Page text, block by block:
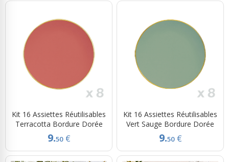
Kit 16 Assiettes Réutilisables
Terracotta Bordure Dorée
9.50 €
Kit 16 Assiettes Réutilisables
Vert Sauge Bordure Dorée
9.50 €